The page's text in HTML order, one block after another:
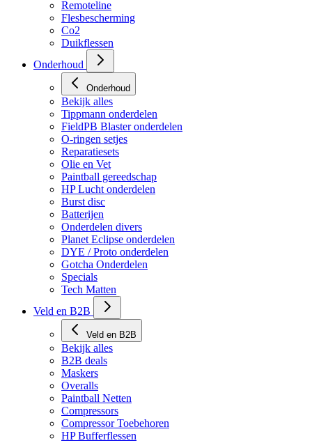
Remoteline
Flesbescherming
Co2
Duikflessen
Onderhoud
Onderhoud
Bekijk alles
Tippmann onderdelen
FieldPB Blaster onderdelen
O-ringen setjes
Reparatiesets
Olie en Vet
Paintball gereedschap
HP Lucht onderdelen
Burst disc
Batterijen
Onderdelen divers
Planet Eclipse onderdelen
DYE / Proto onderdelen
Gotcha Onderdelen
Specials
Tech Matten
Veld en B2B
Veld en B2B
Bekijk alles
B2B deals
Maskers
Overalls
Paintball Netten
Compressors
Compressor Toebehoren
HP Bufferflessen